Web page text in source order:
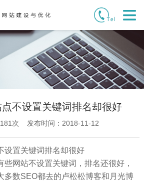
不设置关键词排名却很好
181 次 发布时间：2018-11-12
置关键词排名却很好
网站不设置关键词，排名还很好，
多数SEO都去的卢松松博客和月光博